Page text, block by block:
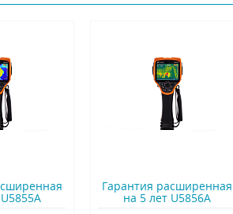
Гарантия расширенная
на 5 лет U5856A